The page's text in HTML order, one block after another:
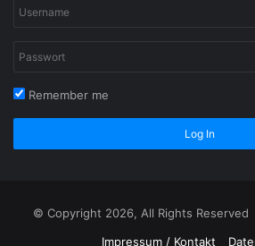
Remember me
Log In
© Copyright 2026, All Rights Reserved
Impressum / Kontakt